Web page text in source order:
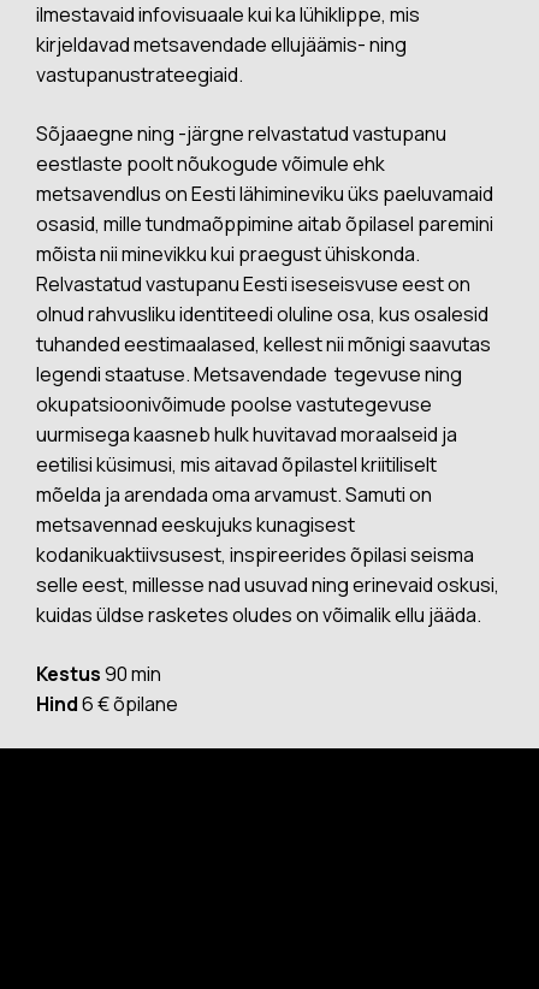
ilmestavaid infovisuaale kui ka lühiklippe, mis
kirjeldavad metsavendade ellujäämis- ning
vastupanustrateegiaid.
Sõjaaegne ning -järgne relvastatud vastupanu
eestlaste poolt nõukogude võimule ehk
metsavendlus on Eesti lähimineviku üks paeluvamaid
osasid, mille tundmaõppimine aitab õpilasel paremini
mõista nii minevikku kui praegust ühiskonda.
Relvastatud vastupanu Eesti iseseisvuse eest on
olnud rahvusliku identiteedi oluline osa, kus osalesid
tuhanded eestimaalased, kellest nii mõnigi saavutas
legendi staatuse. Metsavendade tegevuse ning
okupatsioonivõimude poolse vastutegevuse
uurmisega kaasneb hulk huvitavad moraalseid ja
eetilisi küsimusi, mis aitavad õpilastel kriitiliselt
mõelda ja arendada oma arvamust. Samuti on
metsavennad eeskujuks kunagisest
kodanikuaktiivsusest, inspireerides õpilasi seisma
selle eest, millesse nad usuvad ning erinevaid oskusi,
kuidas üldse rasketes oludes on võimalik ellu jääda.
Kestus90 min
Hind6 € õpilane